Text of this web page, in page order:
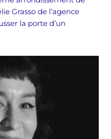
Grasso de l’agence
la porte d’un